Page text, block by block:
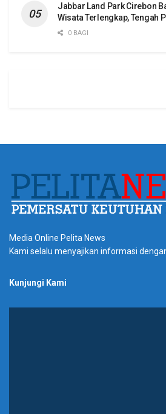
Jabbar Land Park Cirebon
Wisata Terlengkap, Tengah
0 BAGI
Media Online Pelita News
Kami selalu menyajikan informasi
Kunjungi Kami